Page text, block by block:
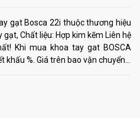
gạt Bosca 22i thuộc thương hiệu
gạt, Chất liệu: Hợp kim kẽm Liên hệ
Khi mua khoa tay gat BOSCA
khấu %. Giá trên bao vận chuyển...